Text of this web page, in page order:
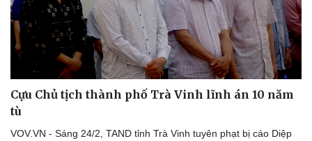
Cựu Chủ tịch thành phố Trà Vinh lĩnh án 10 năm
tù
VOV.VN - Sáng 24/2, TAND tỉnh Trà Vinh tuyên phạt bị cáo Diệp